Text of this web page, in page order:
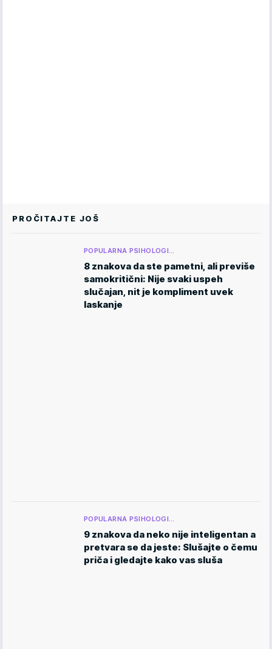
PROČITAJTE JOŠ
POPULARNA PSIHOLOGI…
8 znakova da ste pametni, ali previše
samokritični: Nije svaki uspeh
slučajan, nit je kompliment uvek
laskanje
POPULARNA PSIHOLOGI…
9 znakova da neko nije inteligentan a
pretvara se da jeste: Slušajte o čemu
priča i gledajte kako vas sluša